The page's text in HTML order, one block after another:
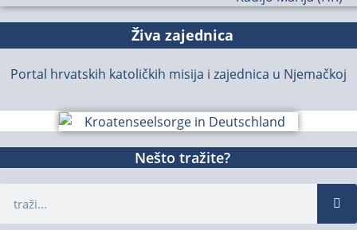
Živa zajednica
Portal hrvatskih katoličkih misija i zajednica u Njemačkoj
Nešto tražite?